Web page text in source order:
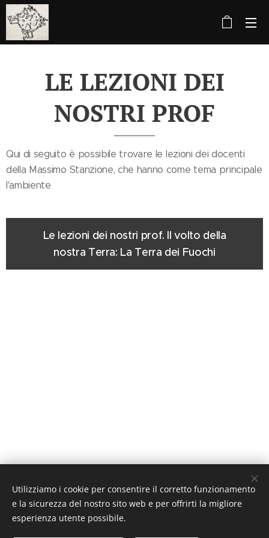
LE LEZIONI DEI
NOSTRI PROF
Qui di seguito è possibile trovare le lezioni dei docenti
della Massimo Stanzione, che hanno come tema principale
l'ambiente
Le lezioni dei nostri prof. Il volto della
nostra Terra: La Terra dei Fuochi
Utilizziamo i cookie per consentire il corretto funzionamento
e la sicurezza del nostro sito web e per offrirti la migliore
esperienza utente possibile.